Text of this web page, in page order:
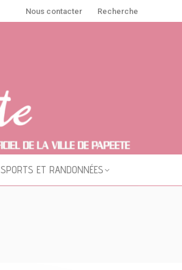
Nous contacter Recherche
SPORTS ET RANDONNÉES